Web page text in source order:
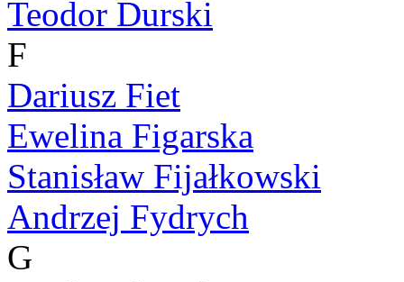
Teodor Durski
F
Dariusz Fiet
Ewelina Figarska
Stanisław Fijałkowski
Andrzej Fydrych
G